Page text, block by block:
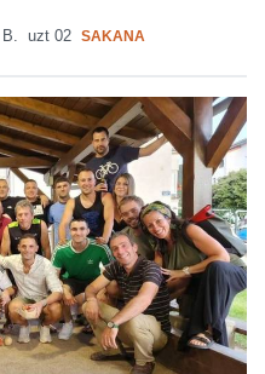
uzt 02 SAKANA